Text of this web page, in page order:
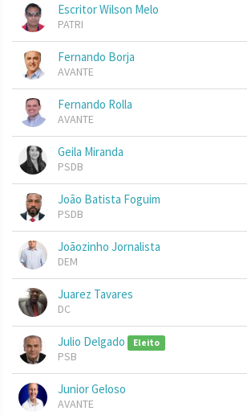
Escritor Wilson Melo
PATRI
Fernando Borja
AVANTE
Fernando Rolla
AVANTE
Geila Miranda
PSDB
João Batista Foguim
PSDB
Joãozinho Jornalista
DEM
Juarez Tavares
DC
Julio Delgado Eleito
PSB
Junior Geloso
AVANTE